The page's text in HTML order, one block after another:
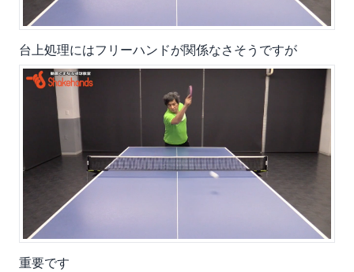
台上処理にはフリーハンドが関係なさそうですが
重要です